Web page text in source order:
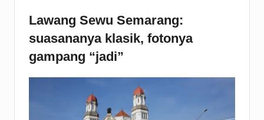
Lawang Sewu Semarang:
suasananya klasik, fotonya
gampang “jadi”